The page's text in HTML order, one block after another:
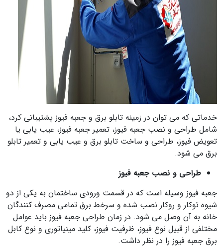
خدماتی که می توان در زمینه تابلو برق و جعبه فیوز پشتیبانی کرد،
شامل طراحی و نصب جعبه فیوز، تعمیر جعبه فیوز، عیب یابی یا
تعویض فیوز، طراحی و ساخت تابلو برق و عیب یابی و تعمیر تابلو
برق می شود.
طراحی و نصب جعبه فیوز
جعبه فیوز وسیله است که در قسمت ورودی ساختمان به یکی از دو
شیوه توکار و روکار نصب شده و سرخط برق تمامی مصرف کنندگان
خانه به آن وصل می شود. در زمان طراحی جعبه فیوز باید عوامل
مختلفی از قبیل نوع فیوز، ظرفیت فیوز، کلید مینیاتوری و نوع کابل
برق جعبه فیوز را در نظر داشت.